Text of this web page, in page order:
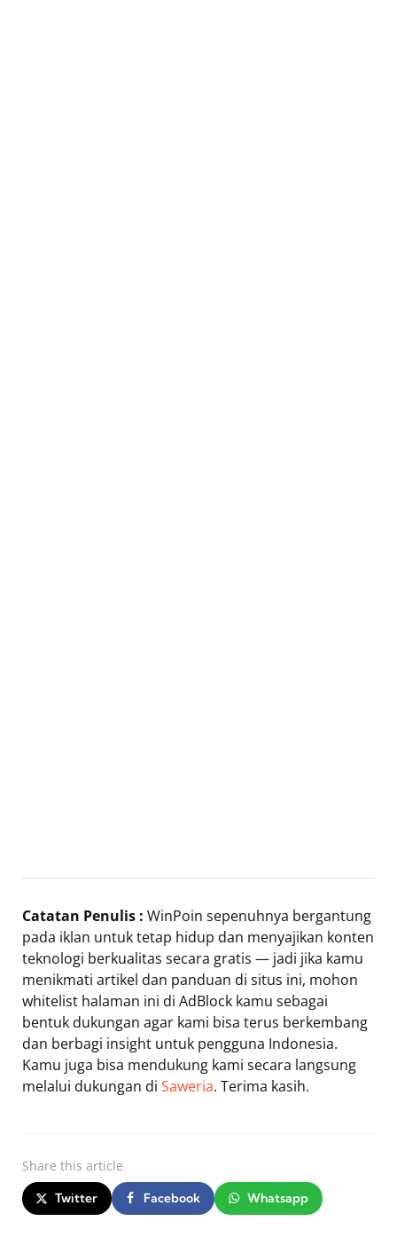
Catatan Penulis : WinPoin sepenuhnya bergantung
pada iklan untuk tetap hidup dan menyajikan konten
teknologi berkualitas secara gratis — jadi jika kamu
menikmati artikel dan panduan di situs ini, mohon
whitelist halaman ini di AdBlock kamu sebagai
bentuk dukungan agar kami bisa terus berkembang
dan berbagi insight untuk pengguna Indonesia.
Kamu juga bisa mendukung kami secara langsung
melalui dukungan di Saweria. Terima kasih.
Share this article
Twitter Facebook Whatsapp